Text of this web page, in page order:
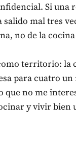
Si una
salido mal tres
no de la
territorio: la
para cuatro un
que no me
y vivir bien